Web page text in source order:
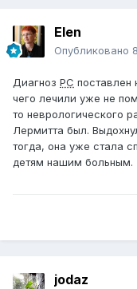
Elen
Опубликовано
Диагноз РС поставлен
чего лечили уже не
то неврологического
Лермитта был.
тогда, она уже стала
детям нашим больным.
jodaz